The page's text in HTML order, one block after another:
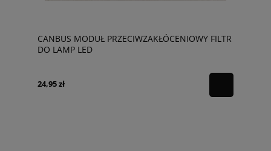
CANBUS MODUŁ PRZECIWZAKŁÓCENIOWY FILTR
DO LAMP LED
24,95 zł